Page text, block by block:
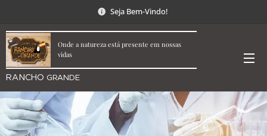
Seja Bem-Vindo!
Onde a natureza está presente em nossas
vidas
RANCHO GRANDE